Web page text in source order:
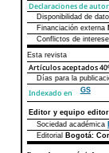
Declaraciones de
Declaraciones de autoría
Disponibilidad de
Financiación externa
Conflictos de
Esta revista
Artículos aceptados
Días para la
Indexado en GS
Editor y equipo
Sociedad académica
Editorial
Bogotá: